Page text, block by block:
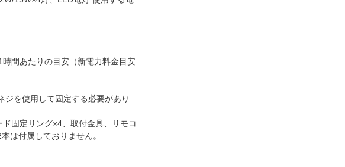
間あたりの目安（新電力料金目安
を使用して固定する必要があり
固定リング×4、取付金具、リモコ
は付属しておりません。